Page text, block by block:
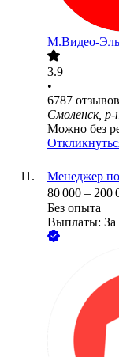
М.Видео-
3.9
•
6787 отзывов
Смоленск, р-
Можно без
Менеджер
80 000 – 200
Без опыта
Выплаты: За